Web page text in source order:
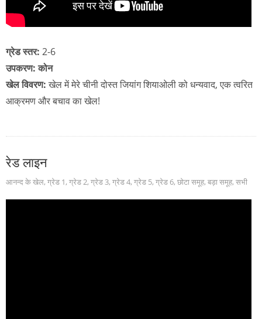
ग्रेड स्तर: 2-6
उपकरण: कोन
खेल विवरण: खेल में मेरे चीनी दोस्त जियांग शियाओली को धन्यवाद, एक त्वरित
आक्रमण और बचाव का खेल!
रेड लाइन
आनन्द के खेल, ग्रेड 1, ग्रेड 2, ग्रेड 3, ग्रेड 4, ग्रेड 5, ग्रेड 6, छोटा समूह, बड़ा समूह, सभी